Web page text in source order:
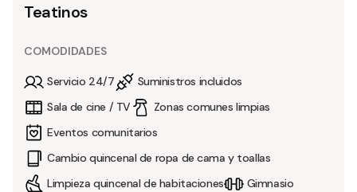
Teatinos
COMODIDADES
Servicio 24/7
Suministros incluidos
Sala de cine / TV
Zonas comunes limpias
Eventos comunitarios
Cambio quincenal de ropa de cama y toallas
Limpieza quincenal de habitaciones
Gimnasio